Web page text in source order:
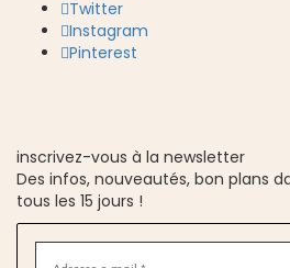
Twitter
Instagram
Pinterest
inscrivez-vous à la newsletter
Des infos, nouveautés, bon plans
tous les 15 jours !